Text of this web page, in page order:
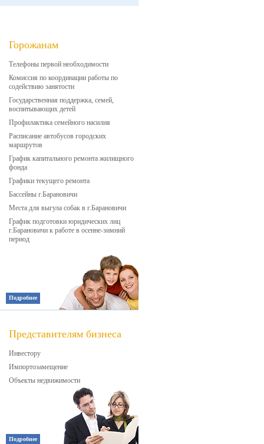
Горожанам
Телефоны первой необходимости
Комиссия по координации работы по
содействию занятости
Государственная поддержка, семей,
воспитывающих детей
Профилактика семейного насилия
Расписание автобусов городских
маршрутов
График капитального ремонта жилищного
фонда
Графики текущего ремонта
Бассейны г.Барановичи
Места для выгула собак в г.Барановичи
График подготовки юридических лиц
г.Барановичи к работе в осенне-зимний
период
Подробнее
Представителям бизнеса
Инвестору
Импортозамещение
Объекты недвижимости
Подробнее